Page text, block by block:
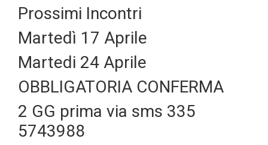
Prossimi Incontri
Martedì 17 Aprile
Martedi 24 Aprile
OBBLIGATORIA CONFERMA
2 GG prima via sms 335
5743988